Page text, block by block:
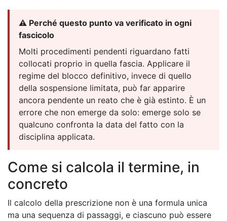
⚠️ Perché questo punto va verificato in ogni
fascicolo
Molti procedimenti pendenti riguardano fatti
collocati proprio in quella fascia. Applicare il
regime del blocco definitivo, invece di quello
della sospensione limitata, può far apparire
ancora pendente un reato che è già estinto. È un
errore che non emerge da solo: emerge solo se
qualcuno confronta la data del fatto con la
disciplina applicata.
Come si calcola il termine, in
concreto
Il calcolo della prescrizione non è una formula unica
ma una sequenza di passaggi, e ciascuno può essere